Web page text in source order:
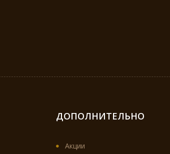
ДОПОЛНИТЕЛЬНО
Акции